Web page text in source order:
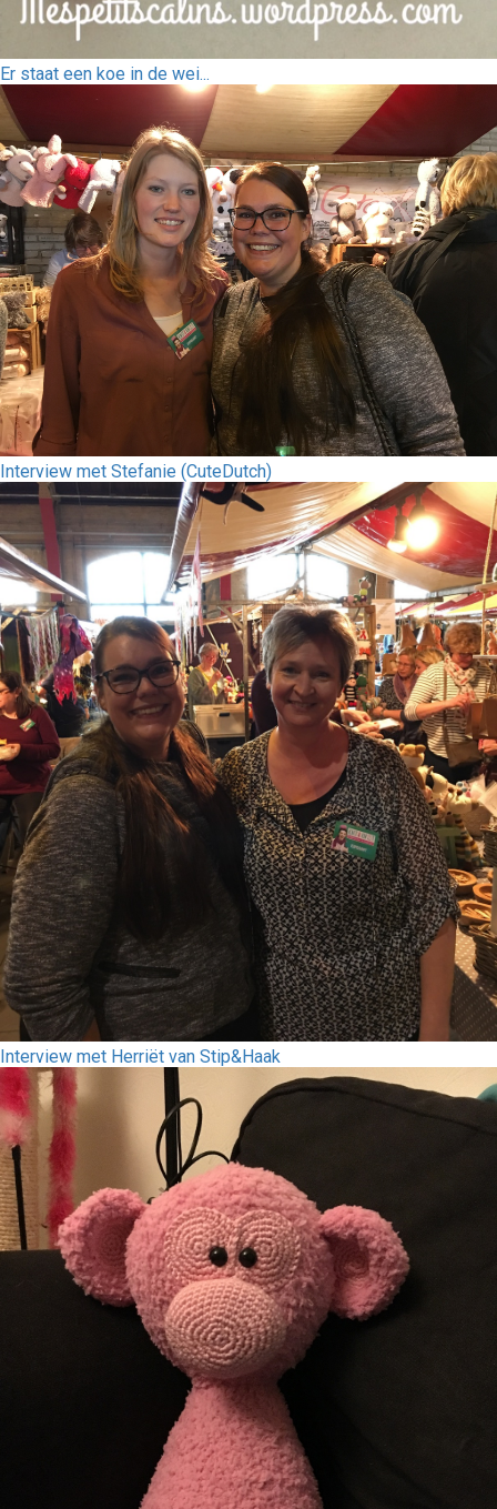
Er staat een koe in de wei...
Interview met Stefanie (CuteDutch)
Interview met Herriët van Stip&Haak